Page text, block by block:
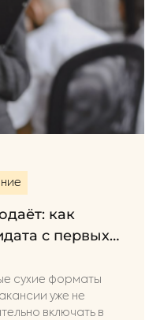
как
с первых
сухие форматы
уже не
включать в